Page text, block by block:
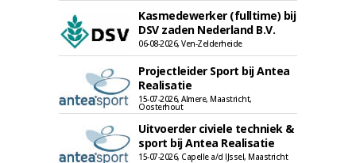
Kasmedewerker (fulltime) bij
DSV zaden Nederland B.V.
06-08-2026, Ven-Zelderheide
Projectleider Sport bij Antea
Realisatie
15-07-2026, Almere, Maastricht,
Oosterhout
Uitvoerder civiele techniek &
sport bij Antea Realisatie
15-07-2026, Capelle a/d IJssel, Maastricht